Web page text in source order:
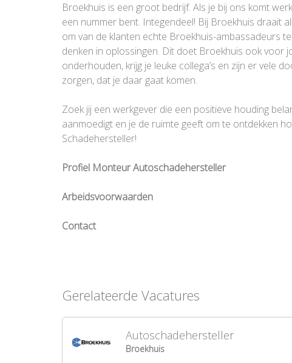
Broekhuis is een groot bedrijf. Als je bij ons komt
een nummer bent. Integendeel! Bij Broekhuis draait
om van de klanten echte Broekhuis-ambassadeurs
denken in oplossingen. Dit doet Broekhuis ook voor
onderhouden, krijg je leuke collega’s en zijn er vele
zorgen, dat je daar gaat komen.
Zoek jij een werkgever die een positieve houding
aanmoedigt en je de ruimte geeft om te ontdekken
Schadehersteller!
Profiel Monteur Autoschadehersteller
Arbeidsvoorwaarden
Contact
Gerelateerde Vacatures
Autoschadehersteller
Broekhuis